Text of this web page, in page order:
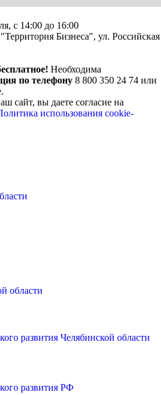
с 14:00 до 16:00
Бизнеса", ул. Российская
Необходима
по телефону 8 800 350 24 74 или
сайт, вы даете согласие на
использования cookie-
области
развития Челябинской области
развития РФ